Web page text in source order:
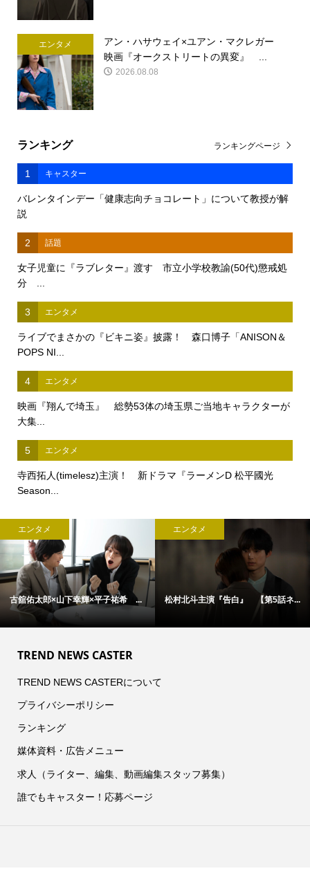
エンタメ
アン・ハサウェイ×ユアン・マクレガー
映画『オークストリートの異変』 ...
2026.08.08
ランキング
1 キャスター
バレンタインデー「健康志向チョコレート」について教授が解
説
2 話題
女子児童に『ラブレター』渡す 市立小学校教諭(50代)懲戒処
分 ...
3 エンタメ
ライブでまさかの『ビキニ姿』披露！ 森口博子「ANISON＆
POPS NI...
4 エンタメ
映画『翔んで埼玉』 総勢53体の埼玉県ご当地キャラクターが
大集...
5 エンタメ
寺西拓人(timelesz)主演！ 新ドラマ『ラーメンD 松平國光
Season...
ランキングページ
エンタメ
古舘佑太郎×山下幸輝×平子祐希 ...
エンタメ
松村北斗主演『告白』 【第5話ネ...
TREND NEWS CASTER
TREND NEWS CASTERについて
プライバシーポリシー
ランキング
媒体資料・広告メニュー
求人（ライター、編集、動画編集スタッフ募集）
誰でもキャスター！応募ページ